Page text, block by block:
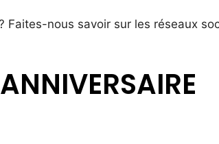
Faites-nous savoir sur les réseaux